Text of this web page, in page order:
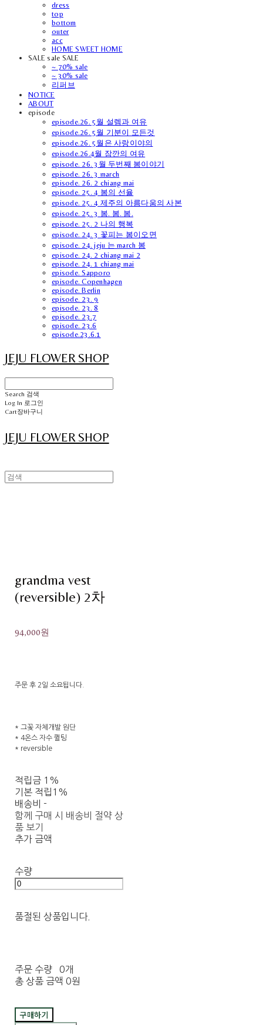
dress
top
bottom
outer
acc
HOME SWEET HOME
SALE sale SALE
~ 70% sale
~ 30% sale
리퍼브
NOTICE
ABOUT
episode
episode.26. 5월 설렘과 여유
episode.26. 5월 기분이 모든것
episode.26. 5월은 사랑이야의
episode.26.4월 잠깐의 여유
episode. 26. 3월 두번째 봄이야기
episode. 26. 3 march
episode. 26. 2 chiang mai
episode. 25. 4 봄의 선율
episode. 25. 4 제주의 아름다움의 사본
episode. 25. 3 봄. 봄. 봄.
episode. 25. 2 나의 행복
episode. 24. 3 꽃피는 봄이오면
episode. 24. jeju 는 march 봄
episode. 24. 2 chiang mai 2
episode. 24. 1 chiang mai
episode. Sapporo
episode. Copenhagen
episode. Berlin
episode. 23. 9
episode. 23. 8
episode. 23.7
episode. 23.6
episode.23.6.1
JEJU FLOWER SHOP
Search 검색
Log In 로그인
Cart장바구니
JEJU FLOWER SHOP
grandma vest
(reversible) 2차
94,000원
주문 후 2일 소요됩니다.
* 그꽃 자체개발 원단
* 4온스 자수 퀼팅
* reversible
적립금 1%
기본 적립 1%
배송비 -
함께 구매 시 배송비 절약 상
품 보기
추가 금액
수량
품절된 상품입니다.
주문 수량
0개
총 상품 금액 0원
구매하기